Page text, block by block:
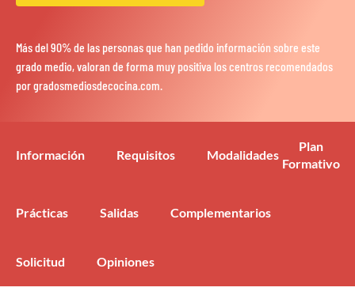
Más del 90% de las personas que han pedido información sobre este
grado medio, valoran de forma muy positiva los centros recomendados
por gradosmediosdecocina.com.
Información Requisitos Modalidades
Plan
Formativo
Prácticas Salidas Complementarios
Solicitud Opiniones